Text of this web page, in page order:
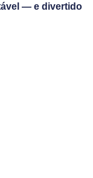
— e divertido